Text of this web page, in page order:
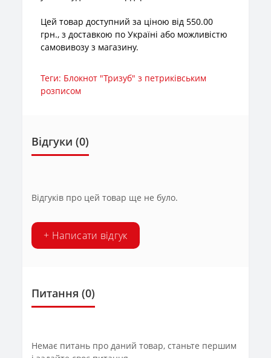
Цей товар доступний за ціною від 550.00
грн., з доставкою по Україні або можливістю
самовивозу з магазину.
Теги: Блокнот "Тризуб" з петриківським
розписом
Відгуки (0)
Відгуків про цей товар ще не було.
+ Написати відгук
Питання (0)
Немає питань про даний товар, станьте першим